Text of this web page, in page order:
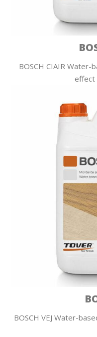
BOSCH CIAIR
effect
BOSCH VEJ Water-